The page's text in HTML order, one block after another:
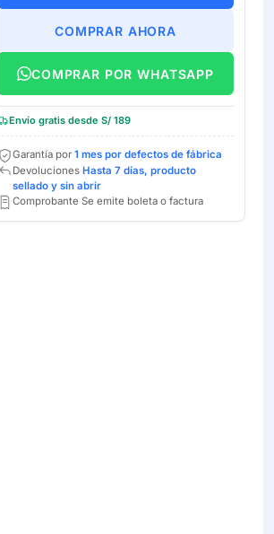
COMPRAR AHORA
COMPRAR POR WHATSAPP
Envío gratis desde S/ 189
Garantía por 1 mes por defectos de fábrica
Devoluciones Hasta 7 días, producto
sellado y sin abrir
Comprobante Se emite boleta o factura